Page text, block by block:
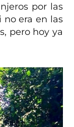
por las
no era en las
pero hoy ya